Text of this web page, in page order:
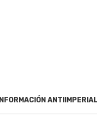
INFORMACIÓN